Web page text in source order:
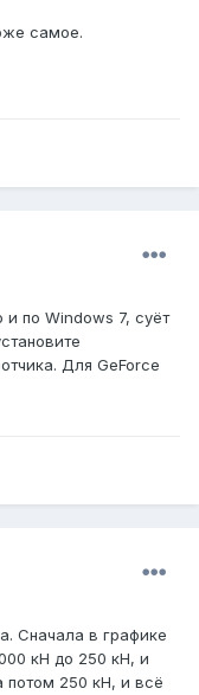
самое.
по Windows 7, суёт
Для GeForce
Сначала в графике
кН до 250 кН, и
потом 250 кН, и всё